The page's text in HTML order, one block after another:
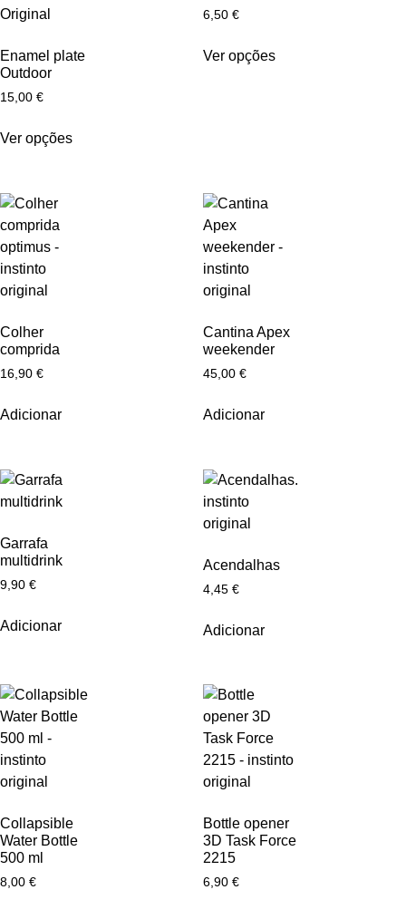
Enamel plate
Outdoor
15,00 €
Ver opções
6,50 €
Ver opções
Colher
comprida
16,90 €
Adicionar
Cantina Apex
weekender
45,00 €
Adicionar
Garrafa
multidrink
9,90 €
Adicionar
Acendalhas
4,45 €
Adicionar
Collapsible
Water Bottle
500 ml
8,00 €
Bottle opener
3D Task Force
2215
6,90 €